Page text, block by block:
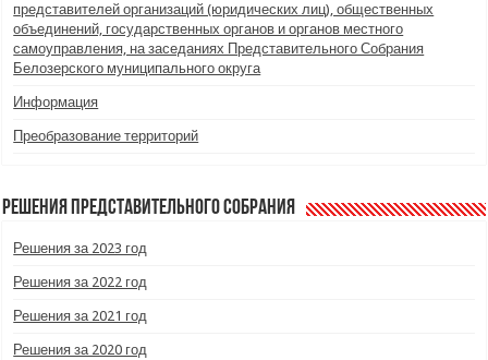
представителей организаций (юридических лиц), общественных
объединений, государственных органов и органов местного
самоуправления, на заседаниях Представительного Собрания
Белозерского муниципального округа
Информация
Преобразование территорий
Решения Представительного Собрания
Решения за 2023 год
Решения за 2022 год
Решения за 2021 год
Решения за 2020 год